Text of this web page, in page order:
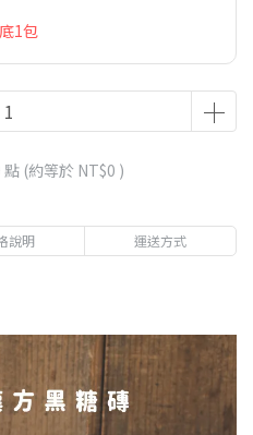
1包
點 (約等於 NT$0 )
說明 運送方式